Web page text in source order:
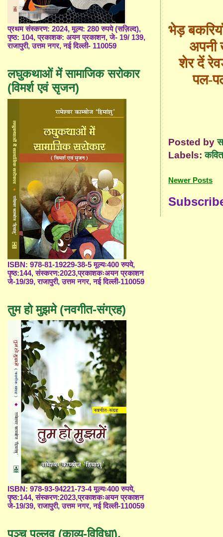
भेड़
अपनी
शेर दें
पल-पल
Posted by
Labels:
Newer Posts
प्रथम संस्करण: 2024, मूल्य: 280 रुपये (सज़िल्द),
पृष्ठ: 104, प्रकाशक: अयन प्रकाशन, जे- 19/ 139,
राजापुरी, उत्तम नगर, नई दिल्ली- 110059
लघुकथाओं में सामाजिक सरोकार
(विमर्श एवं सृजन)
ISBN: 978-81-19229-38-5 मूल्यः400 रुपये,
पृष्ठ:144, संस्करण:2023,प्रकाशकःअयन प्रकाशन
जे-19/39, राजापुरी, उत्तम नगर, नई दिल्ली-110059
तुम हो मुझमे (नवगीत-संग्रह)
ISBN: 978-93-94221-73-4 मूल्यः400 रुपये,
पृष्ठ:144, संस्करण:2023,प्रकाशकःअयन प्रकाशन
जे-19/39, राजापुरी, उत्तम नगर, नई दिल्ली-110059
पञ्च पल्लव (काव्य-विविधा),